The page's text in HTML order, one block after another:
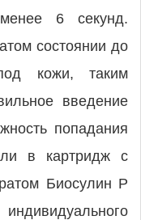
6 секунд.
состоянии до
кожи, таким
введение
попадания
в картридж с
Биосулин Р